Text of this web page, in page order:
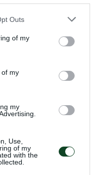
one or more Google
You may click to
its third-party tags to
in below Google
Outs
of my
of my
my
Use,
of my
with the
Ομάδα
σύνθεση της
που ανακοίνωσε η